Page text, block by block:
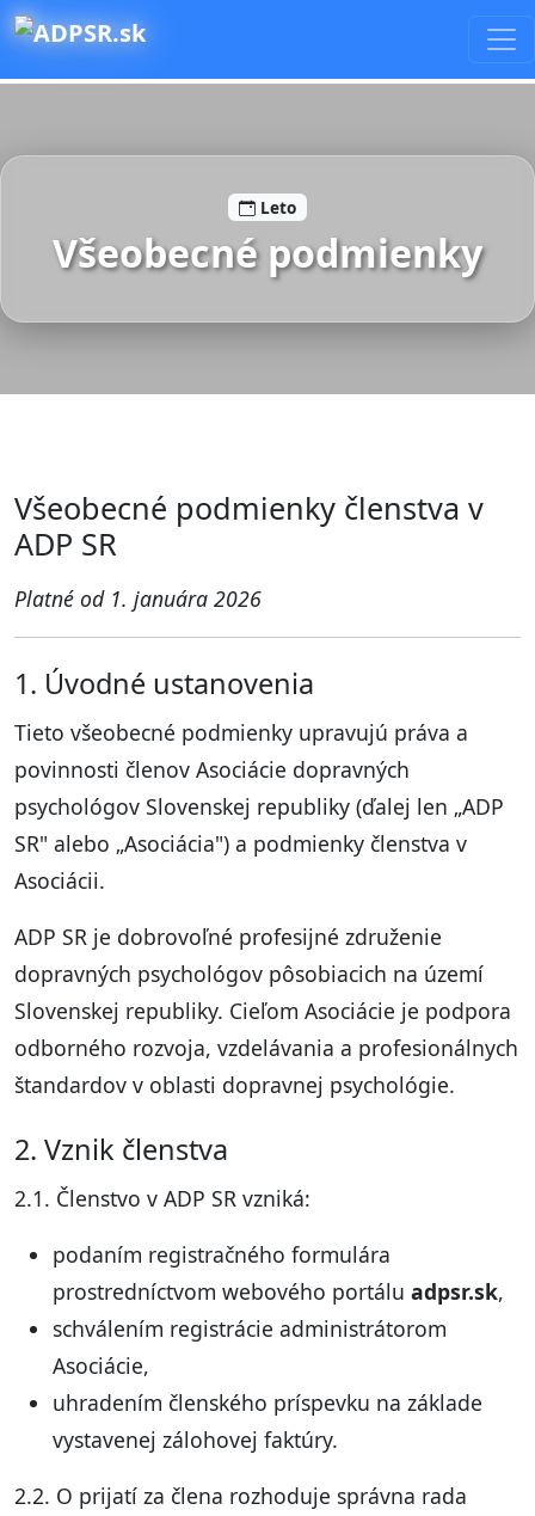
Leto
Všeobecné podmienky
Všeobecné podmienky členstva v
ADP SR
Platné od 1. januára 2026
1. Úvodné ustanovenia
Tieto všeobecné podmienky upravujú práva a
povinnosti členov Asociácie dopravných
psychológov Slovenskej republiky (ďalej len „ADP
SR" alebo „Asociácia") a podmienky členstva v
Asociácii.
ADP SR je dobrovoľné profesijné združenie
dopravných psychológov pôsobiacich na území
Slovenskej republiky. Cieľom Asociácie je podpora
odborného rozvoja, vzdelávania a profesionálnych
štandardov v oblasti dopravnej psychológie.
2. Vznik členstva
2.1. Členstvo v ADP SR vzniká:
podaním registračného formulára
prostredníctvom webového portálu adpsr.sk,
schválením registrácie administrátorom
Asociácie,
uhradením členského príspevku na základe
vystavenej zálohovej faktúry.
2.2. O prijatí za člena rozhoduje správna rada